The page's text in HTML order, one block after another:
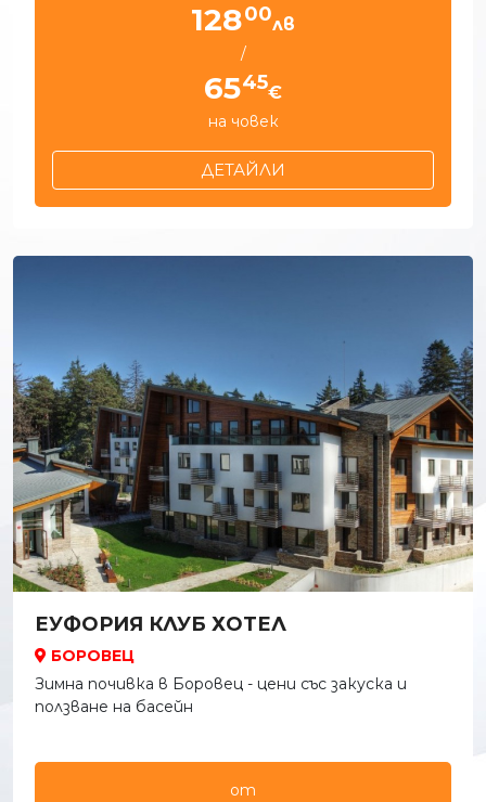
12800лв
/
6545€
на човек
ДЕТАЙЛИ
ЕУФОРИЯ КЛУБ ХОТЕЛ
БОРОВЕЦ
Зимна почивка в Боровец - цени със закуска и
ползване на басейн
от